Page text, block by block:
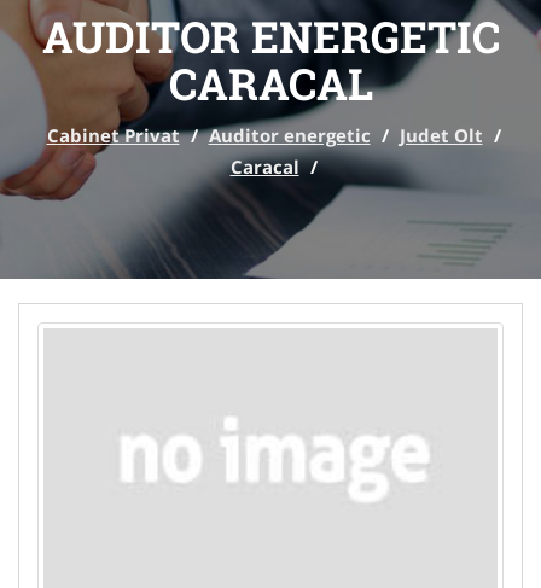
AUDITOR ENERGETIC
CARACAL
Cabinet Privat / Auditor energetic / Judet Olt /
Caracal /